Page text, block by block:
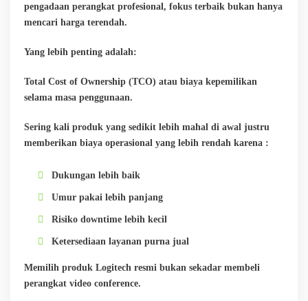
pengadaan perangkat profesional, fokus terbaik bukan hanya
mencari harga terendah.
Yang lebih penting adalah:
Total Cost of Ownership (TCO) atau biaya kepemilikan
selama masa penggunaan.
Sering kali produk yang sedikit lebih mahal di awal justru
memberikan biaya operasional yang lebih rendah karena :
Dukungan lebih baik
Umur pakai lebih panjang
Risiko downtime lebih kecil
Ketersediaan layanan purna jual
Memilih produk Logitech resmi bukan sekadar membeli
perangkat video conference.